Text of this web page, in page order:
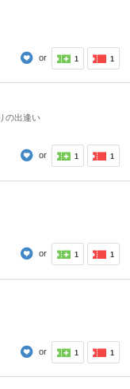
or 1 1
の出逢い
or 1 1
or 1 1
or 1 1